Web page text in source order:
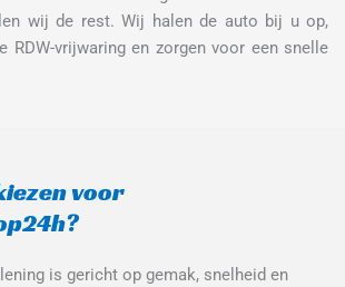
wij de rest. Wij halen de auto bij u op,
RDW-vrijwaring en zorgen voor een snelle
voor
is gericht op gemak, snelheid en